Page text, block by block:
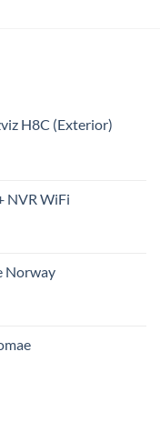
H8C (Exterior)
NVR WiFi
Norway